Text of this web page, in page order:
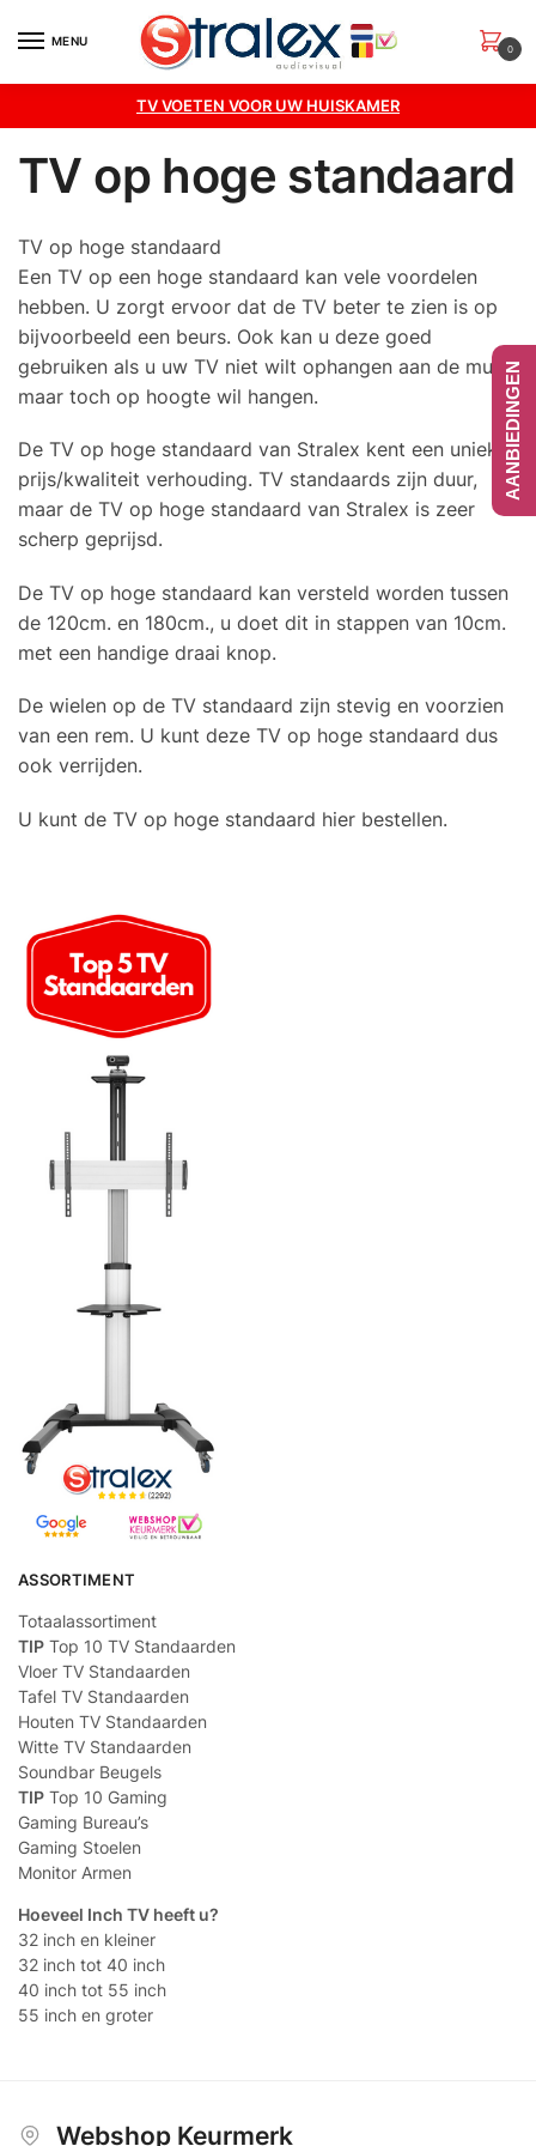
MENU
0
TV VOETEN VOOR UW HUISKAMER
TV op hoge standaard
TV op hoge standaard
Een TV op een hoge standaard kan vele voordelen
hebben. U zorgt ervoor dat de TV beter te zien is op
bijvoorbeeld een beurs. Ook kan u deze goed
gebruiken als u uw TV niet wilt ophangen aan de muur,
maar toch op hoogte wil hangen.
De TV op hoge standaard van Stralex kent een unieke
prijs/kwaliteit verhouding. TV standaards zijn duur,
maar de TV op hoge standaard van Stralex is zeer
scherp geprijsd.
De TV op hoge standaard kan versteld worden tussen
de 120cm. en 180cm., u doet dit in stappen van 10cm.
met een handige draai knop.
De wielen op de TV standaard zijn stevig en voorzien
van een rem. U kunt deze TV op hoge standaard dus
ook verrijden.
U kunt de TV op hoge standaard hier bestellen.
ASSORTIMENT
Totaalassortiment
TIP Top 10 TV Standaarden
Vloer TV Standaarden
Tafel TV Standaarden
Houten TV Standaarden
Witte TV Standaarden
Soundbar Beugels
TIP Top 10 Gaming
Gaming Bureau’s
Gaming Stoelen
Monitor Armen
Hoeveel Inch TV heeft u?
32 inch en kleiner
32 inch tot 40 inch
40 inch tot 55 inch
55 inch en groter
Webshop Keurmerk
AANBIEDINGEN